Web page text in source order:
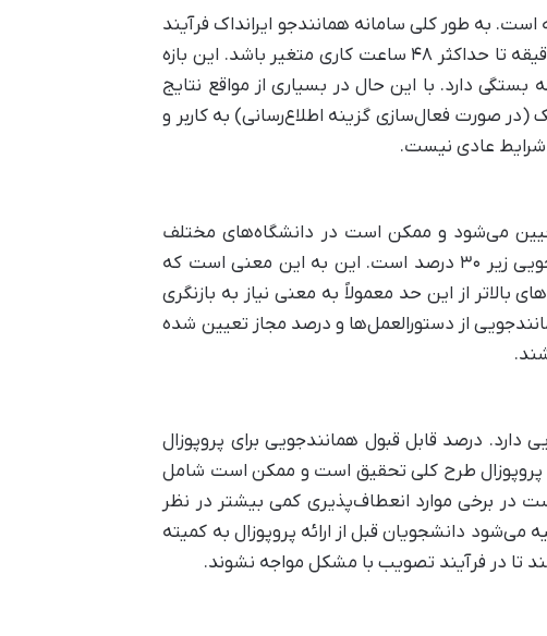
به طور کلی سامانه همانندجو ایرانداک فرآیند
بررسی را با سرعت نسبی انجام می‌دهد. زمان معمول برای دریافت گزارش همانندجویی می‌تواند از چند دقیقه تا حداکثر ۴۸ ساعت کاری متغیر باشد. این بازه
دارد. با این حال در بسیاری از مواقع نتایج
صورت فعال‌سازی گزینه اطلاع‌رسانی) به کاربر و
شرایط عادی نیست.
می‌شود و ممکن است در دانشگاه‌های مختلف
متفاوت باشد. با این حال یک استاندارد رایج و عمومی در بسیاری از دانشگاه‌های ایران درصد همانندجویی زیر ۳۰ درصد است. این به این معنی است که
داده سامانه نباید از ۳۰ درصد تجاوز کند. درصدهای بالاتر از این حد معمولاً به معنی نیاز به بازنگری
از دستورالعمل‌ها و درصد مجاز تعیین شده
دارد. درصد قابل قبول همانندجویی برای پروپوزال
اغلب زیر ۳۰ درصد. با این حال از آنجایی که پروپوزال طرح کلی تحقیق است و ممکن است شامل
در برخی موارد انعطاف‌پذیری کمی بیشتر در نظر
دانشجویان قبل از ارائه پروپوزال به کمیته
تا در فرآیند تصویب با مشکل مواجه نشوند.